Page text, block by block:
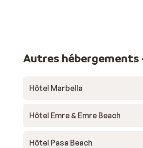
Autres hébergements
Hôtel Marbella
Hôtel Emre & Emre Beach
Hôtel Pasa Beach